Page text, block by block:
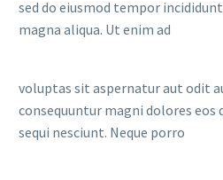
sed do eiusmod tempor
magna aliqua. Ut enim ad
voluptas sit aspernatur aut odit
consequuntur magni dolores
sequi nesciunt. Neque porro